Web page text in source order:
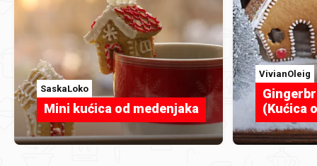
SaskaLoko
Mini kućica od medenjaka
VivianOleig
(Kućica